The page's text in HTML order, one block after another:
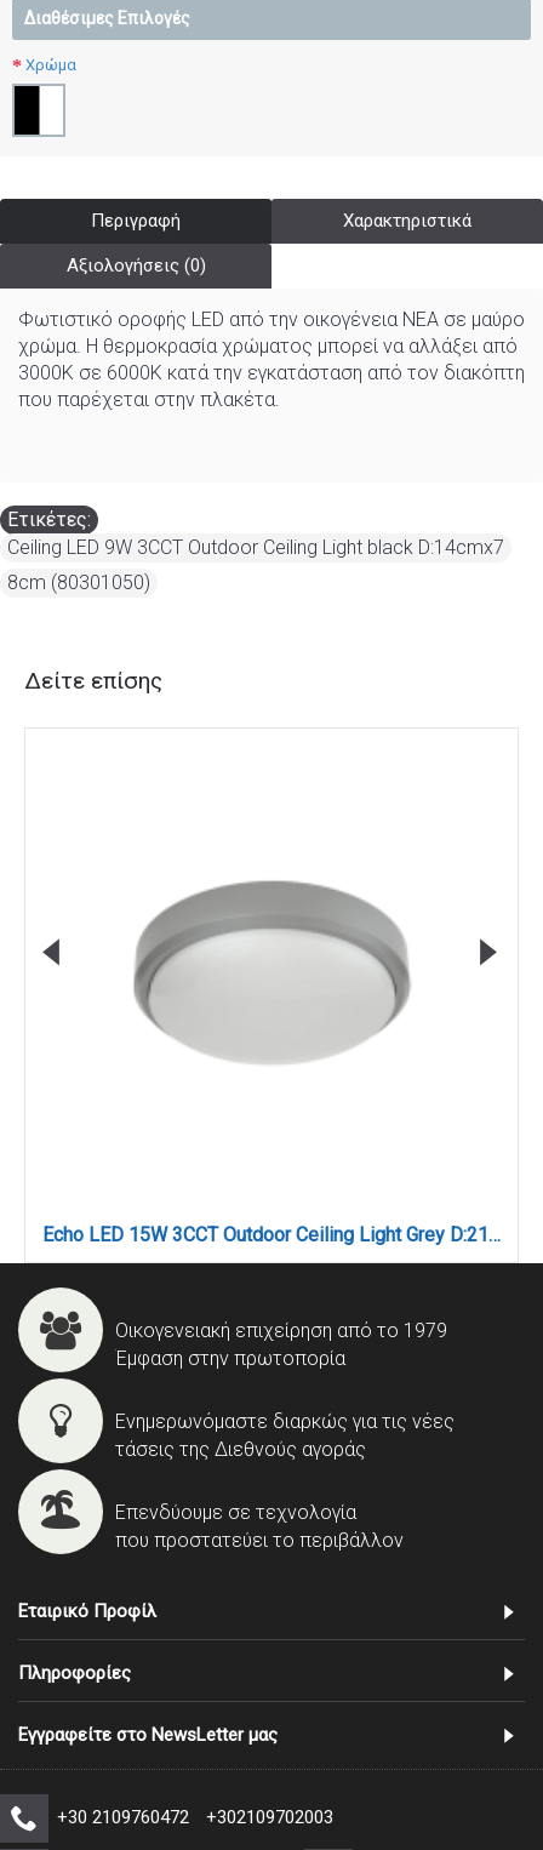
Διαθέσιμες Επιλογές
Χρώμα
Περιγραφή Χαρακτηριστικά
Αξιολογήσεις (0)
Φωτιστικό οροφής LED από την οικογένεια NEA σε μαύρο
χρώμα. Η θερμοκρασία χρώματος μπορεί να αλλάξει από
3000K σε 6000K κατά την εγκατάσταση από τον διακόπτη
που παρέχεται στην πλακέτα.
Ετικέτες:
Ceiling LED 9W 3CCT Outdoor Ceiling Light black D:14cmx7
8cm (80301050)
Δείτε επίσης
Echo LED 15W 3CCT Outdoor Ceiling Light Grey D:21cmx6cm (80300230)
Οικογενειακή επιχείρηση από το 1979
Έμφαση στην πρωτοπορία
Ενημερωνόμαστε διαρκώς για τις νέες
τάσεις της Διεθνούς αγοράς
Επενδύουμε σε τεχνολογία
που προστατεύει το περιβάλλον
Εταιρικό Προφίλ
Πληροφορίες
Εγγραφείτε στο NewsLetter μας
+30 2109760472 +302109702003